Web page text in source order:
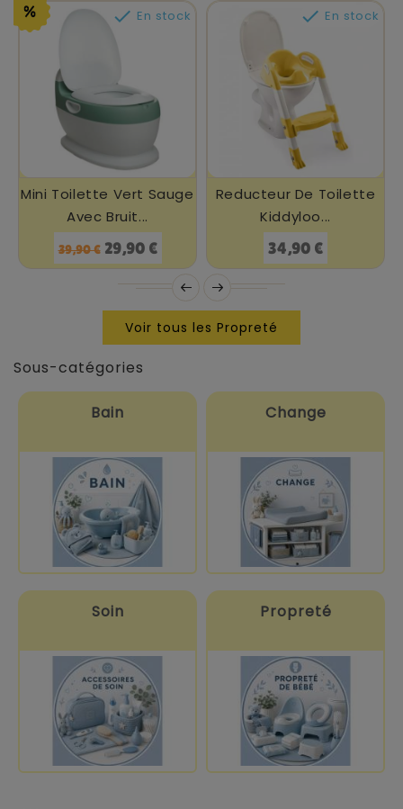
 En stock
Mini Toilette Vert Sauge
Avec Bruit...
Prix
de
39,90 € Prix
29,90 €
 En stock
Reducteur De Toilette
Kiddyloo...
Prix
34,90 €
Voir tous les Propreté
Sous-catégories
Bain Change
Soin Propreté